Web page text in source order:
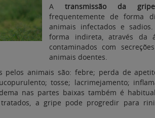
A transmissão da
frequentemente de forma
animais infectados e
forma indireta, através da
contaminados com
animais doentes.
pelos animais são: febre; perda de
tosse; lacrimejamento;
nas partes baixas também é
a gripe pode progredir para